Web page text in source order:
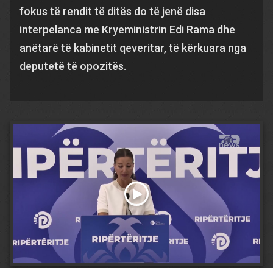
fokus të rendit të ditës do të jenë disa
interpelanca me Kryeministrin Edi Rama dhe
anëtarë të kabinetit qeveritar, të kërkuara nga
deputetë të opozitës.